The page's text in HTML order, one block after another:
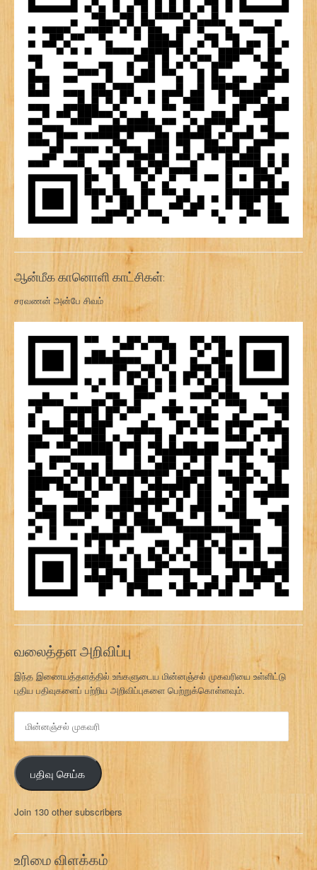
ஆன்மீக கானொளி காட்சிகள்:
சரவணன் அன்பே சிவம்
வலைத்தள அறிவிப்பு
இந்த இணையத்தளத்தில் உங்களுடைய மின்னஞ்சல் முகவரியை உள்ளிட்டு
புதிய பதிவுகளைப் பற்றிய அறிவிப்புகளை பெற்றுக்கொள்ளவும்.
ன
ஞ்
ச
ல்
க
வ
ரி
பதிவு செய்க
Join 130 other subscribers
உரிமை விளக்கம்